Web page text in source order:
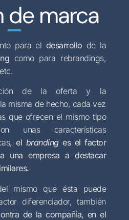
de marca
para el desarrollo de la
como para rebrandings,
de la oferta y la
misma de hecho, cada vez
que ofrecen el mismo tipo
unas características
el brandinges el factor
una empresa a destacar
mismo que ésta puede
diferenciador, también
de la compañía, en el